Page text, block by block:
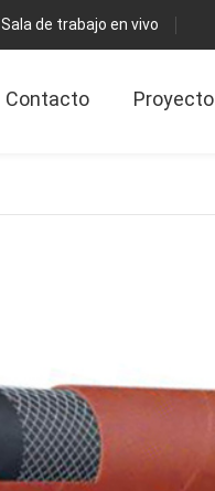
Sala de trabajo en vivo
Contacto Proyecto